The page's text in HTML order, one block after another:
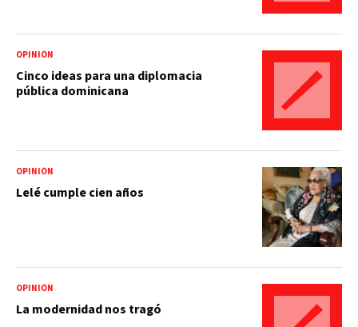
OPINIÓN
Cinco ideas para una diplomacia
pública dominicana
OPINIÓN
Lelé cumple cien años
OPINIÓN
La modernidad nos tragó